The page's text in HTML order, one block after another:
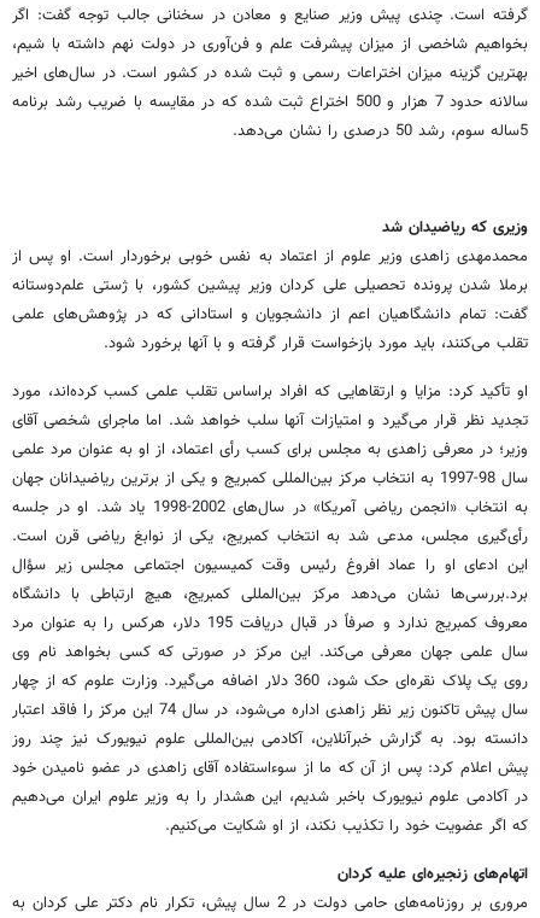
گرفته است. چندی پیش وزیر صنایع و معادن در سخنانی جالب توجه گفت: اگر
بخواهیم شاخصی از میزان پیشرفت علم و فن‌آوری در دولت نهم داشته با شیم،
بهترین گزینه میزان اختراعات رسمی و ثبت شده در کشور است. در سال‌های اخیر
سالانه حدود 7 هزار و 500 اختراع ثبت شده که در مقایسه با ضریب رشد برنامه
5ساله سوم، رشد 50 درصدی را نشان می‌دهد.
وزیری که ریاضیدان شد
محمدمهدی زاهدی وزیر علوم از اعتماد به نفس خوبی برخوردار است. او پس از
برملا شدن پرونده تحصیلی علی کردان وزیر پیشین کشور، با ژستی علم‌دوستانه
گفت: تمام دانشگاهیان اعم از دانشجویان و استادانی که در پژوهش‌های علمی
تقلب می‌کنند، باید مورد بازخواست قرار گرفته و با آنها برخورد شود.
او تأکید کرد: مزایا و ارتقاهایی که افراد براساس تقلب علمی کسب کرده‌اند، مورد
تجدید نظر قرار می‌گیرد و امتیازات آنها سلب خواهد شد. اما ماجرای شخصی آقای
وزیر؛ در معرفی زاهدی به مجلس برای کسب رأی اعتماد، از او به عنوان مرد علمی
سال 98-1997 به انتخاب مرکز بین‌المللی کمبریج و یکی از برترین ریاضیدانان جهان
به انتخاب «انجمن ریاضی آمریکا» در سال‌های 2002-1998 یاد شد. او در جلسه
رأی‌گیری مجلس، مدعی شد به انتخاب کمبریج، یکی از نوابغ ریاضی قرن است.
این ادعای او را عماد افروغ رئیس وقت کمیسیون اجتماعی مجلس زیر سؤال
برد.بررسی‌ها نشان می‌دهد مرکز بین‌المللی کمبریج، هیچ ارتباطی با دانشگاه
معروف کمبریج ندارد و صرفاً در قبال دریافت 195 دلار، هرکس را به عنوان مرد
سال علمی جهان معرفی می‌کند. این مرکز در صورتی که کسی بخواهد نام وی
روی یک پلاک نقره‌ای حک شود، 360 دلار اضافه می‌گیرد. وزارت علوم که از چهار
سال پیش تاکنون زیر نظر زاهدی اداره می‌شود، در سال 74 این مرکز را فاقد اعتبار
دانسته بود. به گزارش خبرآنلاین، آکادمی بین‌المللی علوم نیویورک نیز چند روز
پیش اعلام کرد: پس از آن که ما از سوءاستفاده آقای زاهدی در عضو نامیدن خود
در آکادمی علوم نیویورک باخبر شدیم، این هشدار را به وزیر علوم ایران می‌دهیم
که اگر عضویت خود را تکذیب نکند، از او شکایت می‌کنیم.
اتهام‌های زنجیره‌ای علیه کردان
مروری بر روزنامه‌های حامی دولت در 2 سال پیش، تکرار نام دکتر علی کردان به